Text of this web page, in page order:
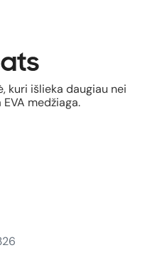
kuri išlieka daugiau nei
medžiaga.